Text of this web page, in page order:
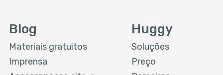
Blog
Materiais gratuitos
Imprensa
Huggy
Soluções
Preço